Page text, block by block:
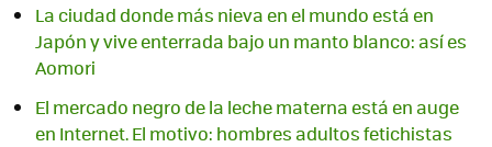
La ciudad donde más nieva en el mundo está en
Japón y vive enterrada bajo un manto blanco: así es
Aomori
El mercado negro de la leche materna está en auge
en Internet. El motivo: hombres adultos fetichistas